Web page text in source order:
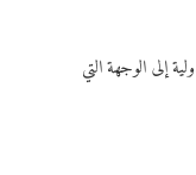
دولية إلى الوجهة التي